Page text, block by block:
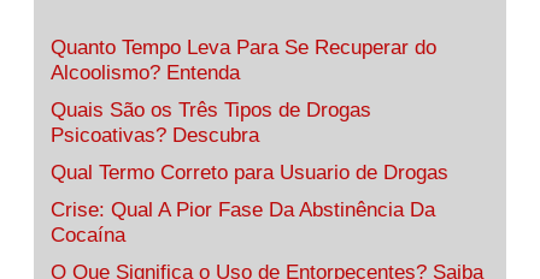
Quanto Tempo Leva Para Se Recuperar do
Alcoolismo? Entenda
Quais São os Três Tipos de Drogas
Psicoativas? Descubra
Qual Termo Correto para Usuario de Drogas
Crise: Qual A Pior Fase Da Abstinência Da
Cocaína
O Que Significa o Uso de Entorpecentes? Saiba